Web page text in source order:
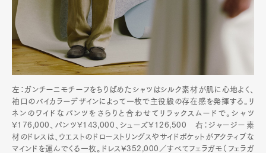
左：ガンチーニモチーフをちりばめたシャツはシルク素材が肌に心地よく、
袖口のバイカラーデザインによって一枚で主役級の存在感を発揮する。リ
ネンのワイドなパンツをさらりと合わせてリラックスムードで。シャツ
¥176,000、パンツ¥143,000、シューズ¥126,500 右：ジャージー素
材のドレスは、ウエストのドローストリングスやサイドポケットがアクティブな
マインドを運んでくる一枚。ドレス¥352,000／すべてフェラガモ（フェラガ